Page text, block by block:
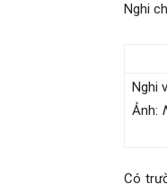
Nghi
Nghi
Ảnh:
Có